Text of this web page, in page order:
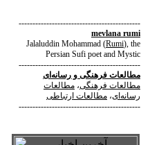
--------------------------------------------
mevlana rumi
Jalaluddin Mohammad (Rumi), the
Persian Sufi poet and Mystic
--------------------------------------------
مطالعات فرهنگی و رسانه‌ای
مطالعات فرهنگی، مطالعات
رسانه‌ای، مطالعات ارتباطی
--------------------------------------------